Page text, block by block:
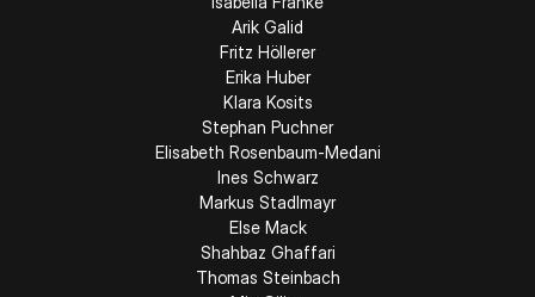
Arik Galid
Fritz Höllerer
Erika Huber
Klara Kosits
Stephan Puchner
Elisabeth Rosenbaum-Medani
Ines Schwarz
Markus Stadlmayr
Else Mack
Shahbaz Ghaffari
Thomas Steinbach